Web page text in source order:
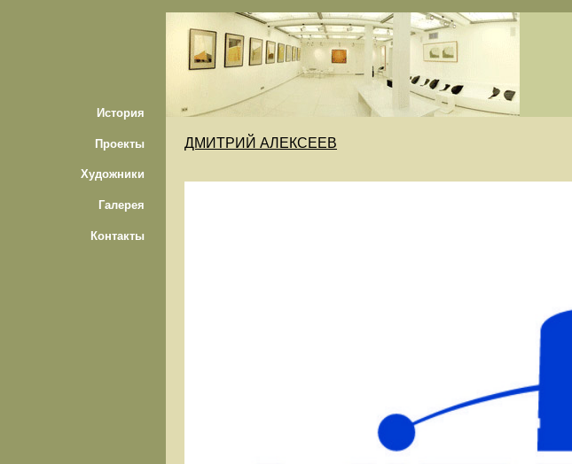
История
Проекты
Художники
Галерея
Контакты
ДМИТРИЙ АЛЕКСЕЕВ